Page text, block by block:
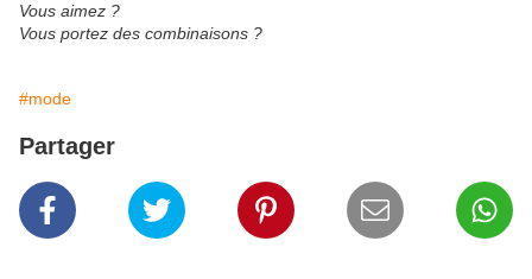
Vous aimez ?
Vous portez des combinaisons ?
#mode
Partager